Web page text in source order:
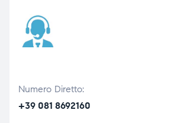
Numero Diretto:
+39 081 8692160